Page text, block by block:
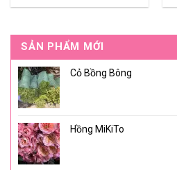
SẢN PHẨM MỚI
Cỏ Bồng Bông
Hồng MiKiTo